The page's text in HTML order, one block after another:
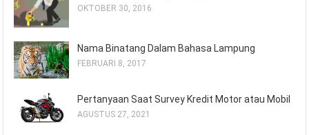
OKTOBER 30, 2016
Nama Binatang Dalam Bahasa Lampung
FEBRUARI 8, 2017
Pertanyaan Saat Survey Kredit Motor atau Mobil
AGUSTUS 27, 2021